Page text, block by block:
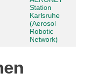
Station
Karlsruhe
(Aerosol
Robotic
Network)